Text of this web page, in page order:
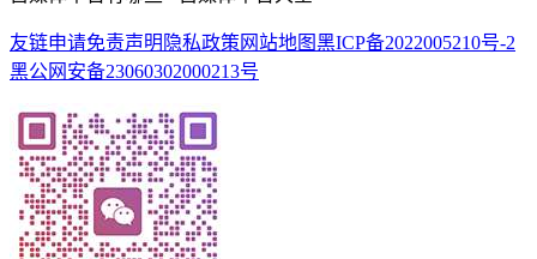
友链申请免责声明 隐私政策 网站地图黑ICP备2022005210号-2
黑公网安备23060302000213号